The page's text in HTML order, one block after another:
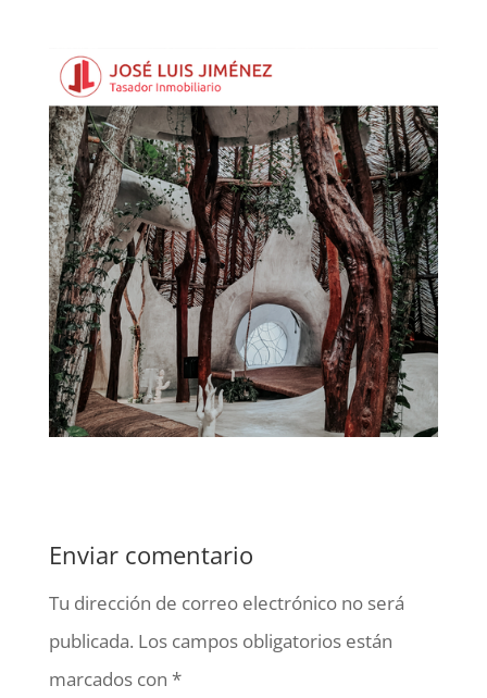
Enviar comentario
Tu dirección de correo electrónico no será
publicada. Los campos obligatorios están
marcados con *